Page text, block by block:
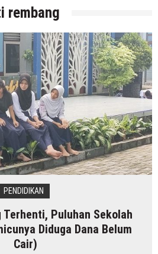
rembang
PENDIDIKAN
Terhenti, Puluhan Sekolah
Diduga Dana Belum
Cair)